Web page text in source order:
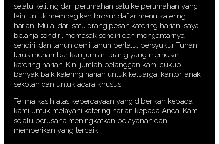
selalu keliling dari perumahan satu ke perumahan yang
lain untuk membagikan brosur daftar menu katering
harian. Mulai dari satu orang pesan katering harian, saya
belanja sendiri, memasak sendiri dan mengantarnya
sendiri. dan tahun demi tahun berlalu, bersyukur Tuhan
terus menambahkan jumlah orang yang memesan
katering harian. Kini jumlah pelanggan kami cukup
banyak baik katering harian untuk keluarga, kantor, anak
sekolah dan untuk acara khusus.
Terima kasih atas kepercayaan yang diberikan kepada
kami untuk melayani katering harian kepada Anda. Kami
selalu berusaha meningkatkan pelayanan dan
memberikan yang terbaik.